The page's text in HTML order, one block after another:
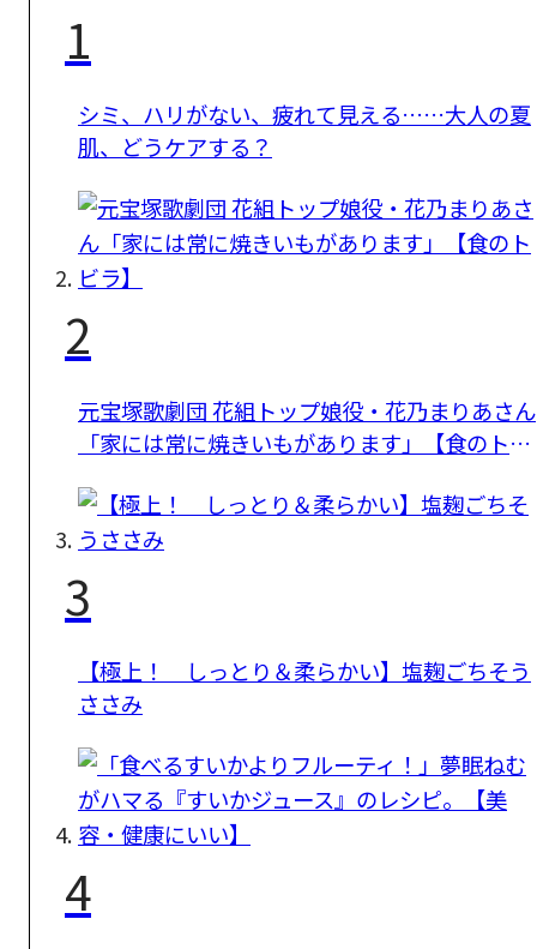
1
シミ、ハリがない、疲れて見える……大人の夏
肌、どうケアする？
2
元宝塚歌劇団 花組トップ娘役・花乃まりあさん
「家には常に焼きいもがあります」【食のトビ
3
【極上！ しっとり＆柔らかい】塩麹ごちそう
ささみ
4